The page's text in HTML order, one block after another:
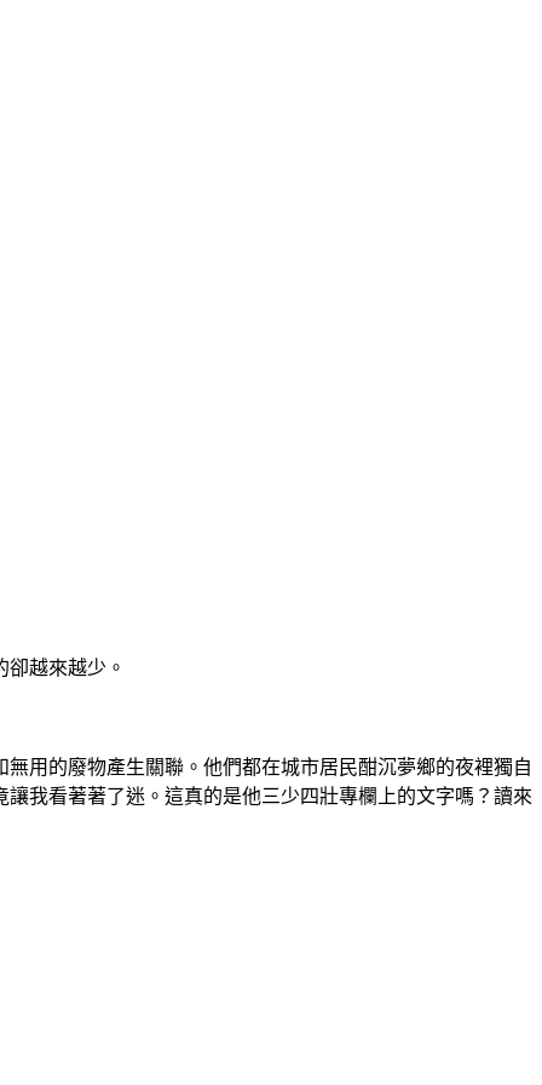
越來越少。
用的廢物產生關聯。他們都在城市居民酣沉夢鄉的夜裡獨自
我看著著了迷。這真的是他三少四壯專欄上的文字嗎？讀來